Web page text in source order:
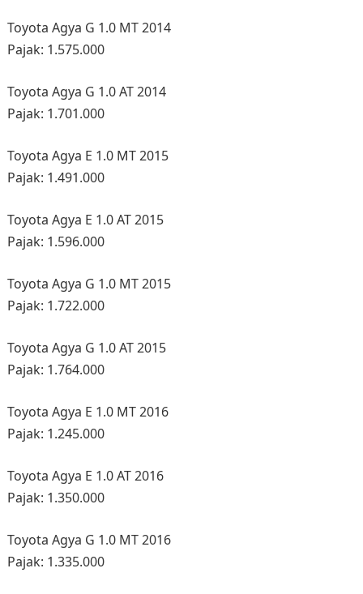
Toyota Agya G 1.0 MT 2014
Pajak: 1.575.000
Toyota Agya G 1.0 AT 2014
Pajak: 1.701.000
Toyota Agya E 1.0 MT 2015
Pajak: 1.491.000
Toyota Agya E 1.0 AT 2015
Pajak: 1.596.000
Toyota Agya G 1.0 MT 2015
Pajak: 1.722.000
Toyota Agya G 1.0 AT 2015
Pajak: 1.764.000
Toyota Agya E 1.0 MT 2016
Pajak: 1.245.000
Toyota Agya E 1.0 AT 2016
Pajak: 1.350.000
Toyota Agya G 1.0 MT 2016
Pajak: 1.335.000